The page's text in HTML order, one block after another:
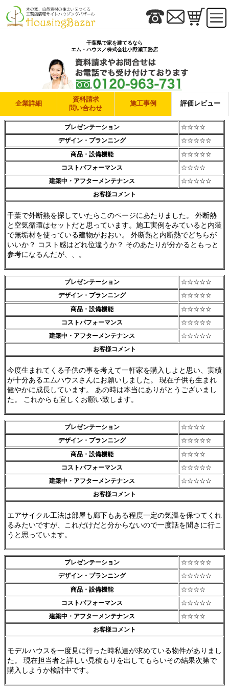
千葉県で家を建てるなら
エム・ハウス／株式会社小野瀬工務店
企業詳細
資料請求
問い合わせ
施工事例 評価レビュー
プレゼンテーション
☆☆☆☆
デザイン・プランニング
☆☆☆☆☆
商品・設備機能
☆☆☆☆☆
コストパフォーマンス
☆☆☆☆
建築中・アフターメンテナンス
☆☆☆☆☆
お客様コメント
千葉で外断熱を探していたらこのページにあたりました。 外断熱
と空気循環はセットだと思っています。施工実例をみていると内装
で無垢材を使っている建物がおおい。 外断熱と内断熱でどちらが
いいか？ コスト感はどれ位違うか？ そのあたりが分かるともっと
参考になるんだが、、。
プレゼンテーション
☆☆☆☆☆
デザイン・プランニング
☆☆☆☆☆
商品・設備機能
☆☆☆☆☆
コストパフォーマンス
☆☆☆☆☆
建築中・アフターメンテナンス
☆☆☆☆☆
お客様コメント
今度生まれてくる子供の事を考えて一軒家を購入しよと思い、実績
が十分あるエムハウスさんにお願いしました。 現在子供も生まれ
健やかに成長しています。 あの時は本当にありがとうございまし
た。 これからも宜しくお願い致します。
プレゼンテーション
☆☆☆☆
デザイン・プランニング
☆☆☆☆☆
商品・設備機能
☆☆☆☆
コストパフォーマンス
☆☆☆☆☆
建築中・アフターメンテナンス
☆☆☆☆☆
お客様コメント
エアサイクル工法は部屋も廊下もある程度一定の気温を保つてくれ
るみたいですが、これだけだと分からないので一度話を聞きに行こ
うと思っています。
プレゼンテーション
☆☆☆☆☆
デザイン・プランニング
☆☆☆☆☆
商品・設備機能
☆☆☆☆
コストパフォーマンス
☆☆☆☆☆
建築中・アフターメンテナンス
☆☆☆☆
お客様コメント
モデルハウスを一度見に行った時私達が求めている物件がありまし
た。 現在担当者と詳しい見積もりを出してもらいその結果次第で
購入しようか検討中です。